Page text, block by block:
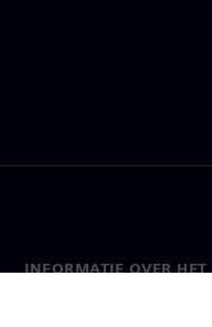
INFORMATIE OVER HET